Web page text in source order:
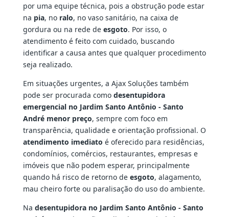
por uma equipe técnica, pois a obstrução pode estar
na pia, no ralo, no vaso sanitário, na caixa de
gordura ou na rede de esgoto. Por isso, o
atendimento é feito com cuidado, buscando
identificar a causa antes que qualquer procedimento
seja realizado.
Em situações urgentes, a Ajax Soluções também
pode ser procurada como desentupidora
emergencial no Jardim Santo Antônio - Santo
André menor preço, sempre com foco em
transparência, qualidade e orientação profissional. O
atendimento imediato é oferecido para residências,
condomínios, comércios, restaurantes, empresas e
imóveis que não podem esperar, principalmente
quando há risco de retorno de esgoto, alagamento,
mau cheiro forte ou paralisação do uso do ambiente.
Na desentupidora no Jardim Santo Antônio - Santo